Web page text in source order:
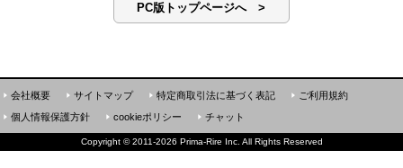
PC版トップページへ >
会社概要 サイトマップ 特定商取引法に基づく表記
ご利用規約
個人情報保護方針
cookieポリシー チャット
Copyright ©2011-2026 Prima-Rire Inc. All Rights Reserved